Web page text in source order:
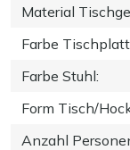
Material
Farbe
Farbe Stuhl:
Form Tisch/
Anzahl